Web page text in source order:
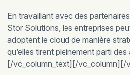
En travaillant avec des
Stor Solutions, les entreprises
adoptent le cloud de manière
qu’elles tirent pleinement parti
[/vc_column_text][/vc_column][/